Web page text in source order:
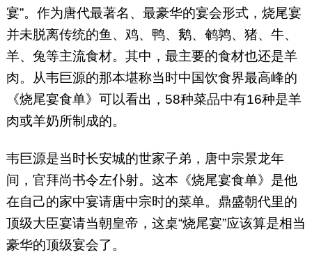
宴”。作为唐代最著名、最豪华的宴会形式，烧尾宴
并未脱离传统的鱼、鸡、鸭、鹅、鹌鹑、猪、牛、
羊、兔等主流食材。其中，最主要的食材也还是羊
肉。从韦巨源的那本堪称当时中国饮食界最高峰的
《烧尾宴食单》可以看出，58种菜品中有16种是羊
肉或羊奶所制成的。
韦巨源是当时长安城的世家子弟，唐中宗景龙年
间，官拜尚书令左仆射。这本《烧尾宴食单》是他
在自己的家中宴请唐中宗时的菜单。鼎盛朝代里的
顶级大臣宴请当朝皇帝，这桌“烧尾宴”应该算是相当
豪华的顶级宴会了。